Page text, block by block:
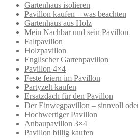
Gartenhaus isolieren
Pavillon kaufen – was beachten
Gartenhaus aus Holz
Mein Nachbar und sein Pavillon
Faltpavillon
Holzpavillon
Englischer Gartenpavillon
Pavillon 4×4
Feste feiern im Pavillon
Partyzelt kaufen
Ersatzdach für den Pavillon
Der Einwegpavillon – sinnvoll
Hochwertiger Pavillon
Anbaupavillon 3×4
Pavillon billig kaufen